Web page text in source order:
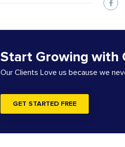
Start Growing with
Our Clients Love us because we
GET STARTED FREE